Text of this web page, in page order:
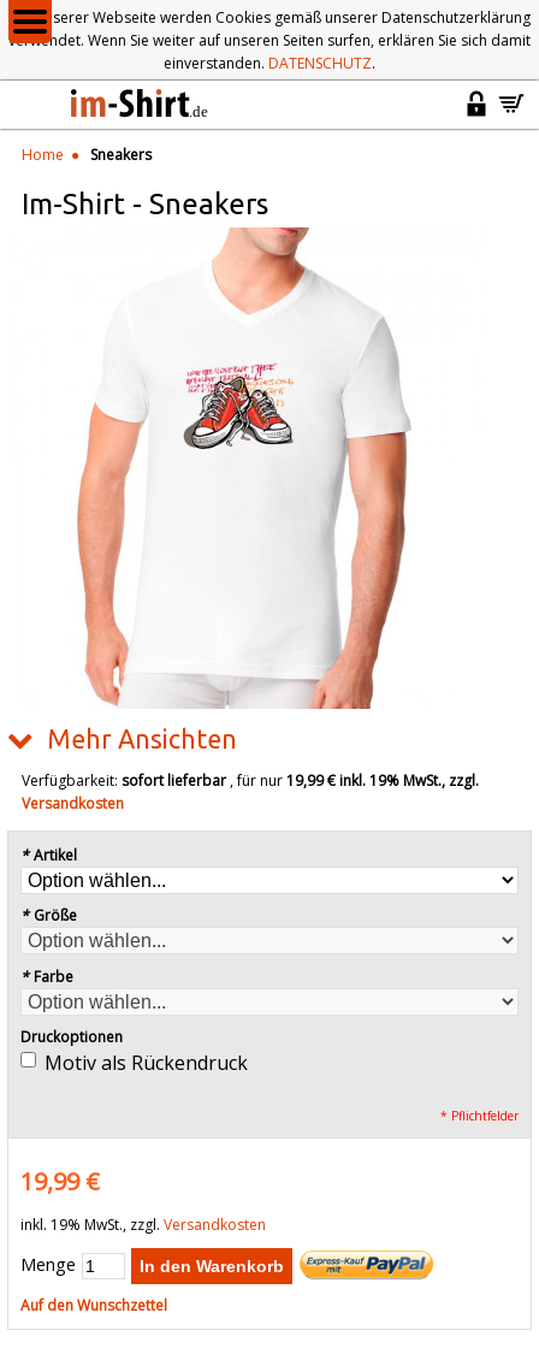
Auf unserer Webseite werden Cookies gemäß unserer Datenschutzerklärung
verwendet. Wenn Sie weiter auf unseren Seiten surfen, erklären Sie sich damit
einverstanden. DATENSCHUTZ.
Home Sneakers
Im-Shirt - Sneakers
Mehr Ansichten
Verfügbarkeit: sofort lieferbar, für nur19,99 €inkl. 19% MwSt., zzgl.
Versandkosten
* Artikel
* Größe
* Farbe
Druckoptionen
Motiv als Rückendruck
* Pflichtfelder
19,99 €
inkl. 19% MwSt., zzgl. Versandkosten
Menge In den Warenkorb
Auf den Wunschzettel